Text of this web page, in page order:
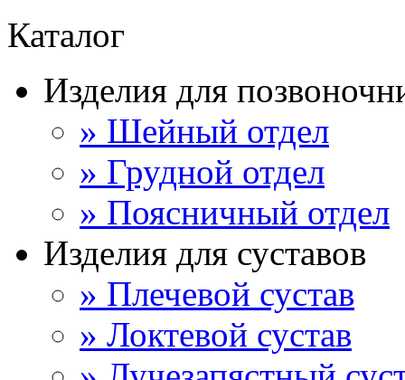
Каталог
Изделия для
» Шейный отдел
» Грудной отдел
» Поясничный отдел
Изделия для суставов
» Плечевой сустав
» Локтевой сустав